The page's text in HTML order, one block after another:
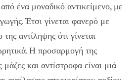
ένα μοναδικό αντικείμενο, με
Έτσι γίνεται φανερό με
αντίληψης ότι γίνεται
Η προσαρμογή της
μάζες και αντίστροφα είναι μιά